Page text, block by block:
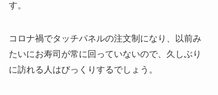
す。
コロナ禍でタッチパネルの注文制になり、以前み
たいにお寿司が常に回っていないので、久しぶり
に訪れる人はびっくりするでしょう。